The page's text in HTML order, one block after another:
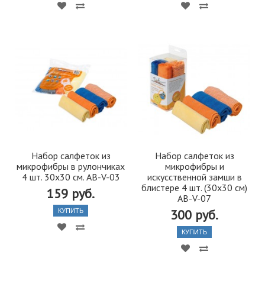
Набор салфеток из
микрофибры в рулончиках
4 шт. 30х30 см. AB-V-03
159 руб.
КУПИТЬ
Набор салфеток из
микрофибры и
искусственной замши в
блистере 4 шт. (30х30 см)
AB-V-07
300 руб.
КУПИТЬ